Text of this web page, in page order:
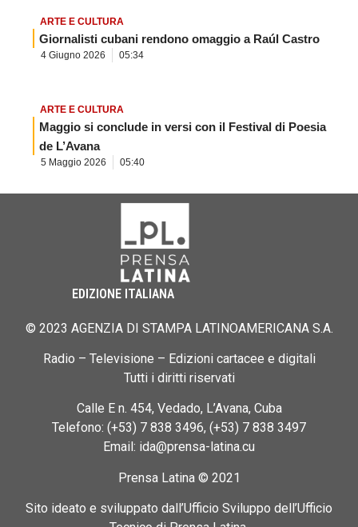
ARTE E CULTURA
Giornalisti cubani rendono omaggio a Raúl Castro
4 Giugno 2026 05:34
ARTE E CULTURA
Maggio si conclude in versi con il Festival di Poesia
de L’Avana
5 Maggio 2026 05:40
EDIZIONE ITALIANA
© 2023 AGENZIA DI STAMPA LATINOAMERICANA S.A.
Radio – Televisione – Edizioni cartacee e digitali
Tutti i diritti riservati
Calle E n. 454, Vedado, L’Avana, Cuba
Telefono: (+53) 7 838 3496, (+53) 7 838 3497
Email: ida@prensa-latina.cu
Prensa Latina © 2021
Sito ideato e sviluppato dall’Ufficio Sviluppo dell’Ufficio